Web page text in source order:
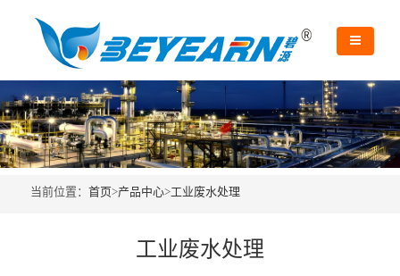
当前位置： 首页>产品中心>工业废水处理
工业废水处理